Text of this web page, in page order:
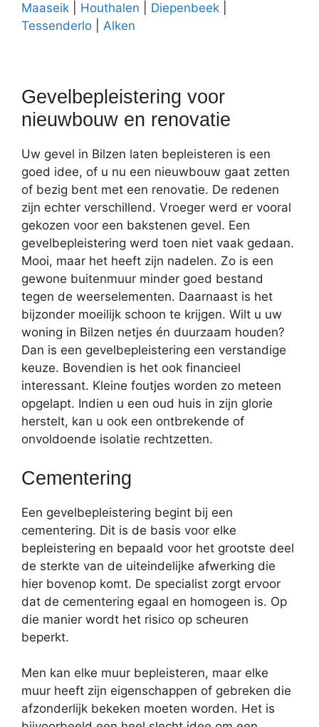
Maaseik
Houthalen Diepenbeek
Tessenderlo
Alken
Gevelbepleistering voor
nieuwbouw en renovatie
Uw gevel in Bilzen laten bepleisteren is een
goed idee, of u nu een nieuwbouw gaat zetten
of bezig bent met een renovatie. De redenen
zijn echter verschillend. Vroeger werd er vooral
gekozen voor een bakstenen gevel. Een
gevelbepleistering werd toen niet vaak gedaan.
Mooi, maar het heeft zijn nadelen. Zo is een
gewone buitenmuur minder goed bestand
tegen de weerselementen. Daarnaast is het
bijzonder moeilijk schoon te krijgen. Wilt u uw
woning in Bilzen netjes én duurzaam houden?
Dan is een gevelbepleistering een verstandige
keuze. Bovendien is het ook financieel
interessant. Kleine foutjes worden zo meteen
opgelapt. Indien u een oud huis in zijn glorie
herstelt, kan u ook een ontbrekende of
onvoldoende isolatie rechtzetten.
Cementering
Een gevelbepleistering begint bij een
cementering. Dit is de basis voor elke
bepleistering en bepaald voor het grootste deel
de sterkte van de uiteindelijke afwerking die
hier bovenop komt. De specialist zorgt ervoor
dat de cementering egaal en homogeen is. Op
die manier wordt het risico op scheuren
beperkt.
Men kan elke muur bepleisteren, maar elke
muur heeft zijn eigenschappen of gebreken die
afzonderlijk bekeken moeten worden. Het is